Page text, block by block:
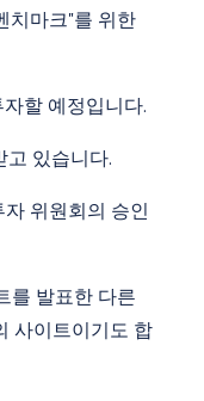
치마크"를 위한
할 예정입니다.
고 있습니다.
위원회의 승인
를 발표한 다른
사이트이기도 합